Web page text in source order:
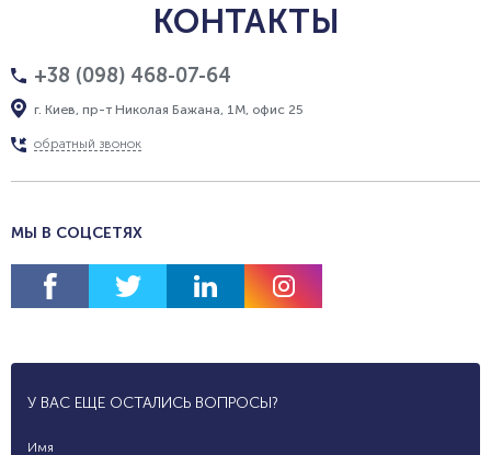
КОНТАКТЫ
+38 (098) 468-07-64
г. Киев, пр-т Николая Бажана, 1М, офис 25
обратный звонок
МЫ В СОЦСЕТЯХ
У ВАС ЕЩЕ ОСТАЛИСЬ ВОПРОСЫ?
Имя